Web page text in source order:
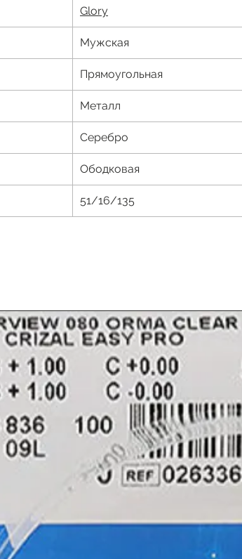
Glory
Мужская
Прямоугольная
Металл
Серебро
Ободковая
51/16/135